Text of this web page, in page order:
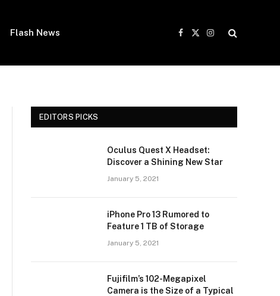
Flash News
Facebook
X
Instagram
EDITORS PICKS
Oculus Quest X Headset:
Discover a Shining New Star
January 5, 2021
iPhone Pro 13 Rumored to
Feature 1 TB of Storage
January 5, 2021
Fujifilm’s 102-Megapixel
Camera is the Size of a Typical